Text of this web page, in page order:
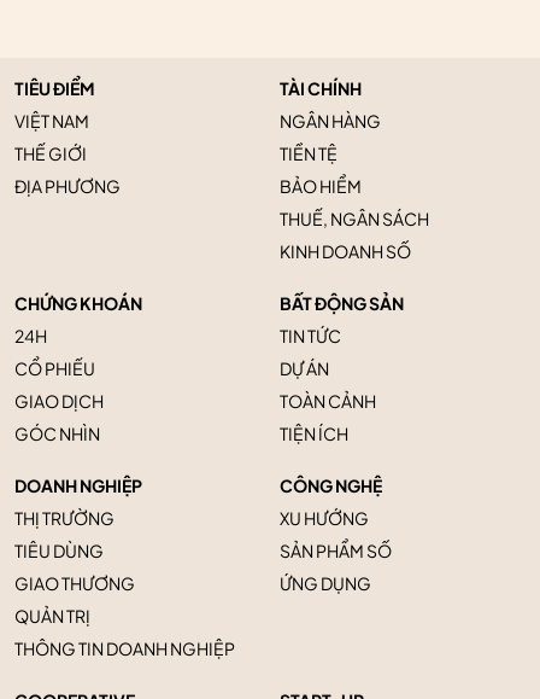
TIÊU ĐIỂM
VIỆT NAM
THẾ GIỚI
ĐỊA PHƯƠNG
TÀI CHÍNH
NGÂN HÀNG
TIỀN TỆ
BẢO HIỂM
THUẾ, NGÂN SÁCH
KINH DOANH SỐ
CHỨNG KHOÁN
24H
CỔ PHIẾU
GIAO DỊCH
GÓC NHÌN
BẤT ĐỘNG SẢN
TIN TỨC
DỰ ÁN
TOÀN CẢNH
TIỆN ÍCH
DOANH NGHIỆP
THỊ TRƯỜNG
TIÊU DÙNG
GIAO THƯƠNG
QUẢN TRỊ
THÔNG TIN DOANH NGHIỆP
CÔNG NGHỆ
XU HƯỚNG
SẢN PHẨM SỐ
ỨNG DỤNG